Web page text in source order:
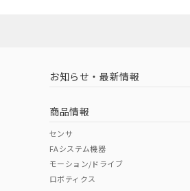
中国 RoHS 注意事項・凡例
中国 RoHS表
Pb Hg
（イギリス
（ノルウェー
お知らせ・最新情報
商品情報
センサ
FAシステム機器
モーション/ドライブ
ロボティクス